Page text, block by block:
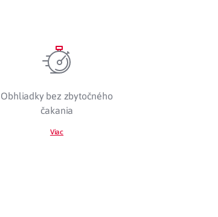
Obhliadky bez zbytočného
čakania
Viac